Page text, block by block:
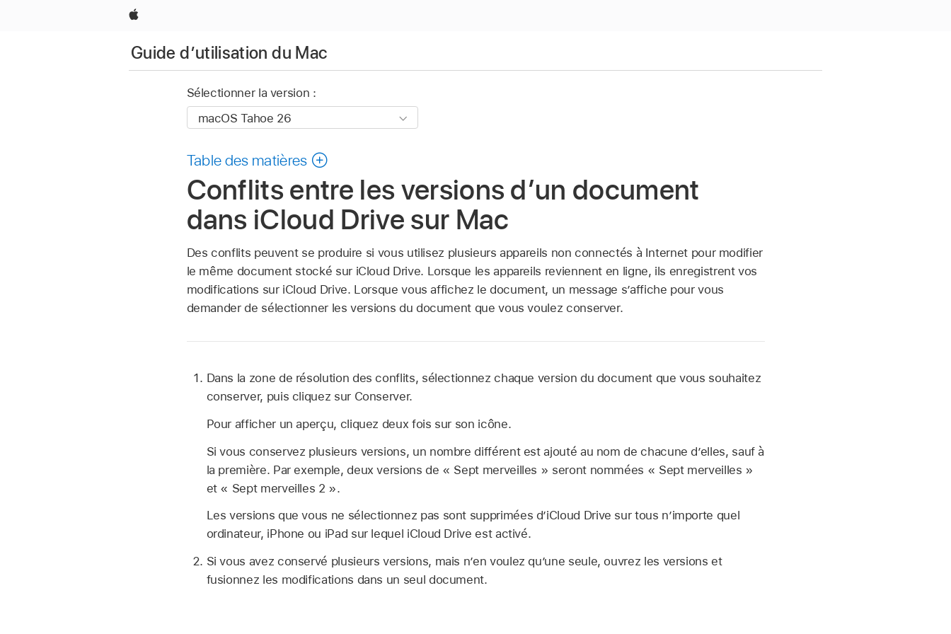
Apple
Guide d’utilisation du Mac
Sélectionner la version :
Table des matières
Conflits entre les versions d’un document
dans iCloud Drive sur Mac
Des conflits peuvent se produire si vous utilisez plusieurs appareils non connectés à Internet pour modifier
le même document stocké sur iCloud Drive. Lorsque les appareils reviennent en ligne, ils enregistrent vos
modifications sur iCloud Drive. Lorsque vous affichez le document, un message s’affiche pour vous
demander de sélectionner les versions du document que vous voulez conserver.
Dans la zone de résolution des conflits, sélectionnez chaque version du document que vous souhaitez
conserver, puis cliquez sur Conserver.
Pour afficher un aperçu, cliquez deux fois sur son icône.
Si vous conservez plusieurs versions, un nombre différent est ajouté au nom de chacune d’elles, sauf à
la première. Par exemple, deux versions de « Sept merveilles » seront nommées « Sept merveilles »
et « Sept merveilles 2 ».
Les versions que vous ne sélectionnez pas sont supprimées d’iCloud Drive sur tous n’importe quel
ordinateur, iPhone ou iPad sur lequel iCloud Drive est activé.
Si vous avez conservé plusieurs versions, mais n’en voulez qu’une seule, ouvrez les versions et
fusionnez les modifications dans un seul document.